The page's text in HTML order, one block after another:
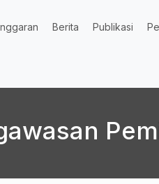
Berita Publikasi